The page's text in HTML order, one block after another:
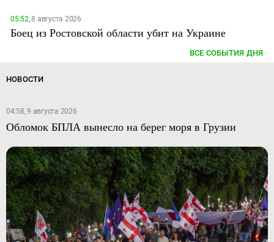
05:52,8 августа 2026
Боец из Ростовской области убит на Украине
ВСЕ СОБЫТИЯ ДНЯ
НОВОСТИ
04:58, 9 августа 2026
Обломок БПЛА вынесло на берег моря в Грузии